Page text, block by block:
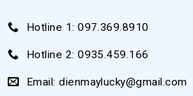
Hotline 1: 097.369.8910
Hotline 2: 0935.459.166
Email: dienmaylucky@gmail.com